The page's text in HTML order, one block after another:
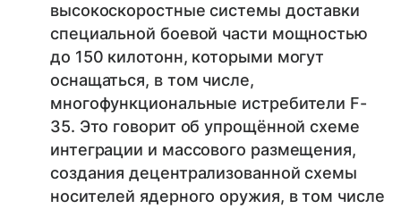
высокоскоростные системы доставки
специальной боевой части мощностью
до 150 килотонн, которыми могут
оснащаться, в том числе,
многофункциональные истребители F-
35. Это говорит об упрощённой схеме
интеграции и массового размещения,
создания децентрализованной схемы
носителей ядерного оружия, в том числе